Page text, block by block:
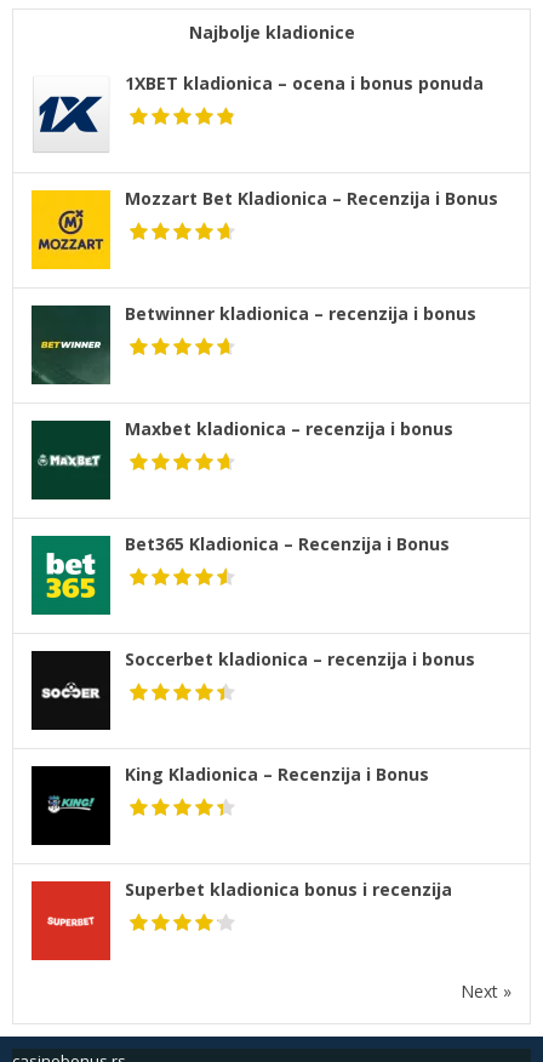
Najbolje kladionice
1XBET kladionica – ocena i bonus ponuda
Mozzart Bet Kladionica – Recenzija i Bonus
Betwinner kladionica – recenzija i bonus
Maxbet kladionica – recenzija i bonus
Bet365 Kladionica – Recenzija i Bonus
Soccerbet kladionica – recenzija i bonus
King Kladionica – Recenzija i Bonus
Superbet kladionica bonus i recenzija
Next »